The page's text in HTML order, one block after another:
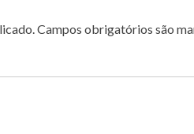
Campos obrigatórios são